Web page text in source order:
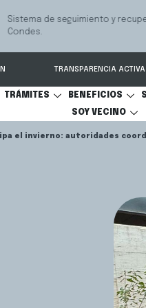
de seguimiento y
TRANSPARENCIA ACTIVA
TRÁMITES BENEFICIOS
SOY VECINO
el invierno: autoridades